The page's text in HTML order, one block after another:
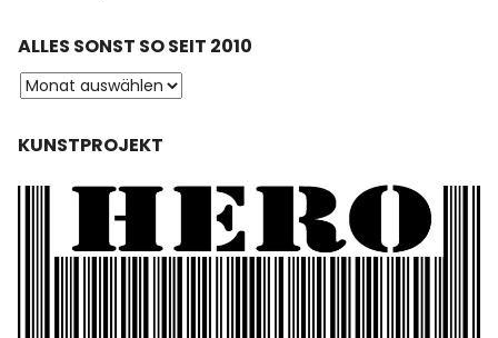
ALLES SONST SO SEIT 2010
KUNSTPROJEKT